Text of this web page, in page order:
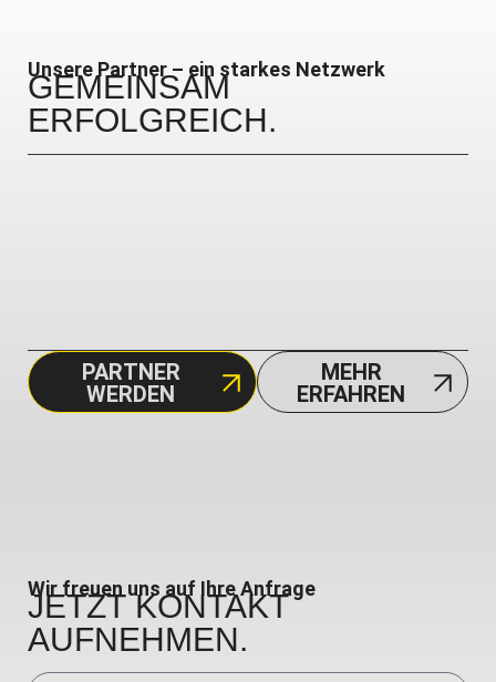
Unsere Partner – ein starkes Netzwerk
GEMEINSAM
ERFOLGREICH.
PARTNER
WERDEN
MEHR
ERFAHREN
Wir freuen uns auf Ihre Anfrage
JETZTKONTAKT
AUFNEHMEN.